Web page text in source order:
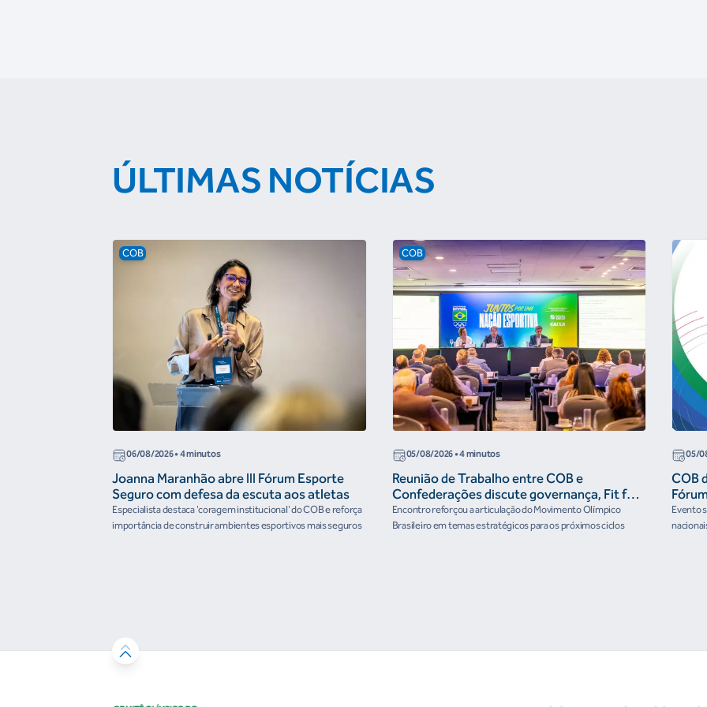
ÚLTIMAS NOTÍCIAS
COB
06/08/2026• 4 minutos
Joanna Maranhão abre III Fórum Esporte
Seguro com defesa da escuta aos atletas
Especialista destaca 'coragem institucional' do COB e reforça
importância de construir ambientes esportivos mais seguros
COB
05/08/2026• 4 minutos
Reunião de Trabalho entre COB e
Confederações discute governança, Fit for
the Future e presença do Brasil em
organismos internacionais
Encontro reforçou a articulação do Movimento Olímpico
Brasileiro em temas estratégicos para os próximos ciclos
05/
COB
Evento